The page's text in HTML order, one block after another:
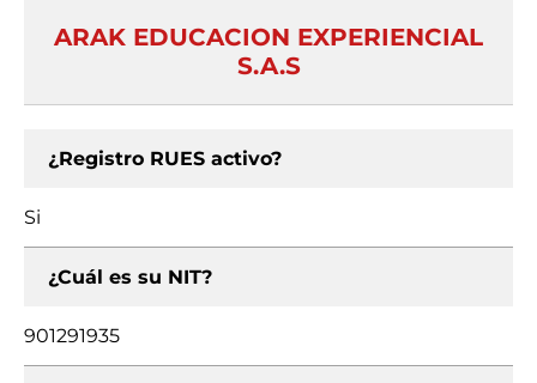
ARAK EDUCACION EXPERIENCIAL
S.A.S
¿Registro RUES activo?
Si
¿Cuál es su NIT?
901291935